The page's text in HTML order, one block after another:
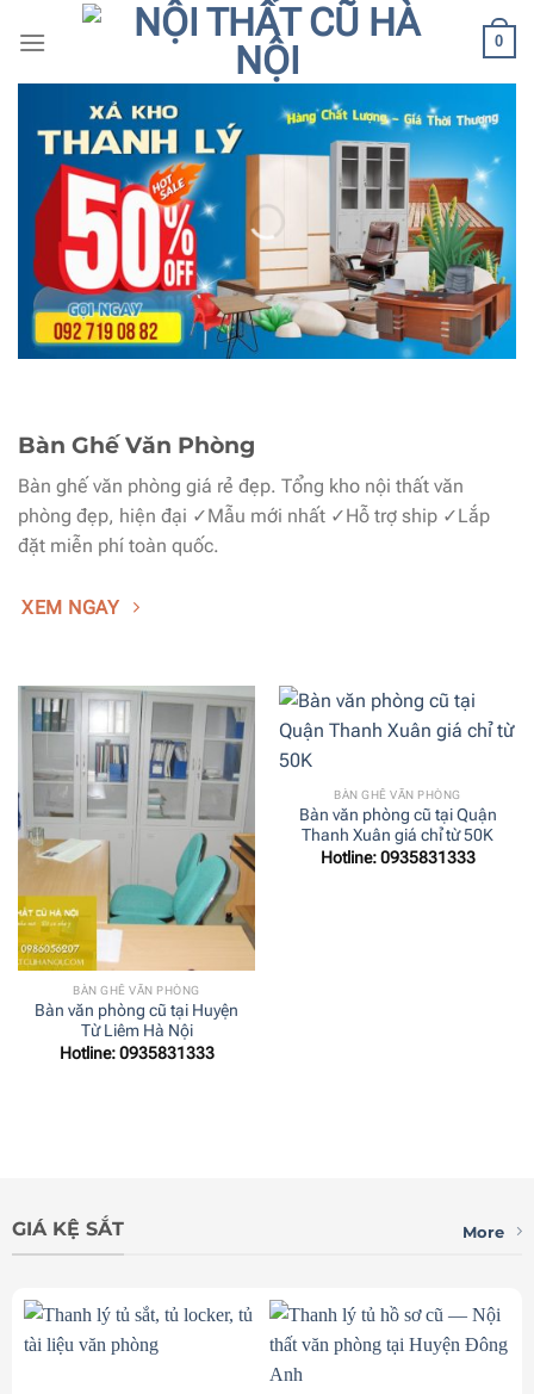
qua
0
Bàn Ghế Văn Phòng
Bàn ghế văn phòng giá rẻ đẹp. Tổng kho nội thất văn
phòng đẹp, hiện đại ✓Mẫu mới nhất ✓Hỗ trợ ship ✓Lắp
đặt miễn phí toàn quốc.
XEM NGAY
BÀN GHẾ VĂN PHÒNG
Bàn văn phòng cũ tại Huyện
Từ Liêm Hà Nội
Hotline: 0935831333
BÀN GHẾ VĂN PHÒNG
Bàn văn phòng cũ tại Quận
Thanh Xuân giá chỉ từ 50K
Hotline: 0935831333
GIÁ KỆ SẮT More